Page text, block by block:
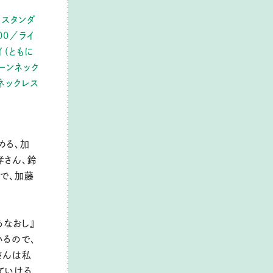
タンダ
／ライ
ともに
ンネック
ックレス
る、加
ん、鈴
、加藤
おし』
ので、
んは私
いける